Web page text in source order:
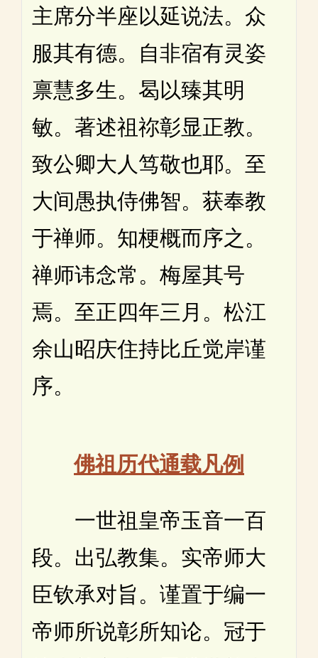
主席分半座以延说法。众
服其有德。自非宿有灵姿
禀慧多生。曷以臻其明
敏。著述祖祢彰显正教。
致公卿大人笃敬也耶。至
大间愚执侍佛智。获奉教
于禅师。知梗概而序之。
禅师讳念常。梅屋其号
焉。至正四年三月。松江
余山昭庆住持比丘觉岸谨
序。
佛祖历代通载凡例
一世祖皇帝玉音一百
段。出弘教集。实帝师大
臣钦承对旨。谨置于编一
帝师所说彰所知论。冠于